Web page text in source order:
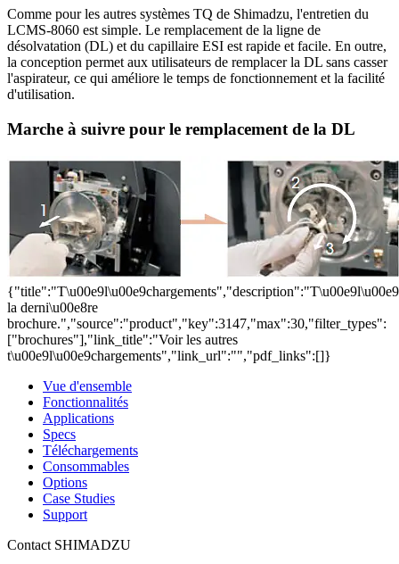
Comme pour les autres systèmes TQ de Shimadzu, l'entretien du
LCMS-8060 est simple. Le remplacement de la ligne de
désolvatation (DL) et du capillaire ESI est rapide et facile. En outre,
la conception permet aux utilisateurs de remplacer la DL sans casser
l'aspirateur, ce qui améliore le temps de fonctionnement et la facilité
d'utilisation.
Marche à suivre pour le remplacement de la DL
la derni\u00e8re
brochure.","source":"product","key":3147,"max":30,"filter_types":
["brochures"],"link_title":"Voir les autres
t\u00e9l\u00e9chargements","link_url":"","pdf_links":[]}
Vue d'ensemble
Fonctionnalités
Applications
Specs
Téléchargements
Consommables
Options
Case Studies
Support
Contact SHIMADZU